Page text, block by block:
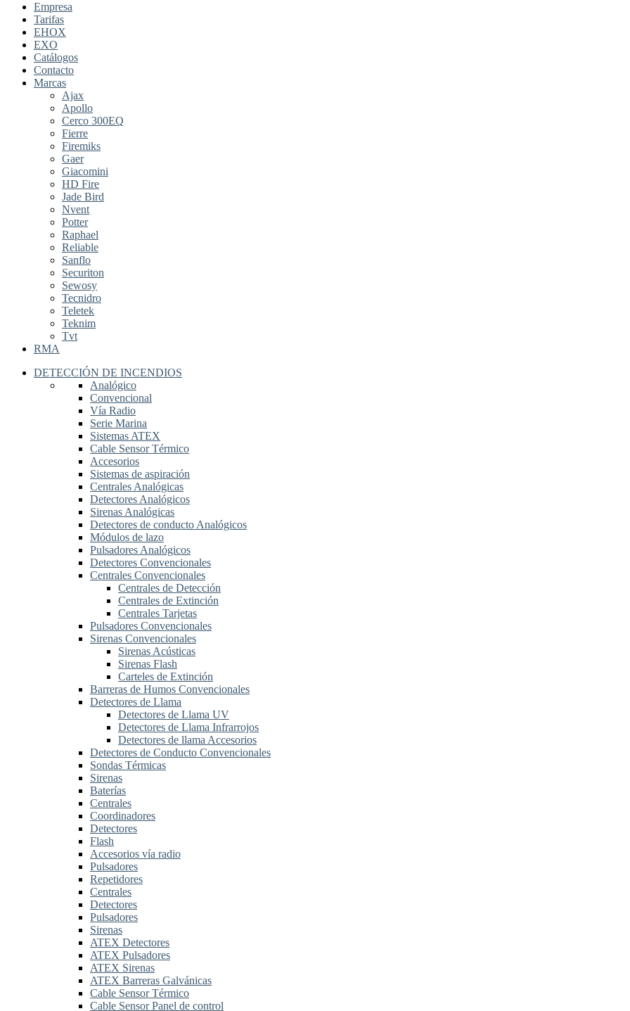
Empresa
Tarifas
EHOX
EXO
Catálogos
Contacto
Marcas
Ajax
Apollo
Cerco 300EQ
Fierre
Firemiks
Gaer
Giacomini
HD Fire
Jade Bird
Nvent
Potter
Raphael
Reliable
Sanflo
Securiton
Sewosy
Tecnidro
Teletek
Teknim
Tvt
RMA
DETECCIÓN DE INCENDIOS
Analógico
Convencional
Vía Radio
Serie Marina
Sistemas ATEX
Cable Sensor Térmico
Accesorios
Sistemas de aspiración
Centrales Analógicas
Detectores Analógicos
Sirenas Analógicas
Detectores de conducto Analógicos
Módulos de lazo
Pulsadores Analógicos
Detectores Convencionales
Centrales Convencionales
Centrales de Detección
Centrales de Extinción
Centrales Tarjetas
Pulsadores Convencionales
Sirenas Convencionales
Sirenas Acústicas
Sirenas Flash
Carteles de Extinción
Barreras de Humos Convencionales
Detectores de Llama
Detectores de Llama UV
Detectores de Llama Infrarrojos
Detectores de llama Accesorios
Detectores de Conducto Convencionales
Sondas Térmicas
Sirenas
Baterías
Centrales
Coordinadores
Detectores
Flash
Accesorios vía radio
Pulsadores
Repetidores
Centrales
Detectores
Pulsadores
Sirenas
ATEX Detectores
ATEX Pulsadores
ATEX Sirenas
ATEX Barreras Galvánicas
Cable Sensor Térmico
Cable Sensor Panel de control